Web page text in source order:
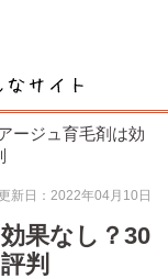
ージュ育毛剤は効
新日：2022年04月10日
果なし？30
判